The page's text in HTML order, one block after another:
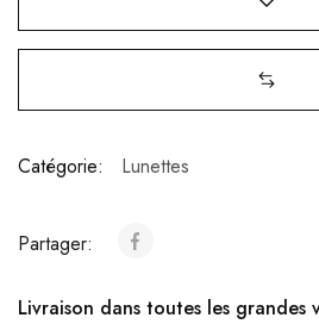
Catégorie: Lunettes
Partager:
Livraison dans toutes les grandes